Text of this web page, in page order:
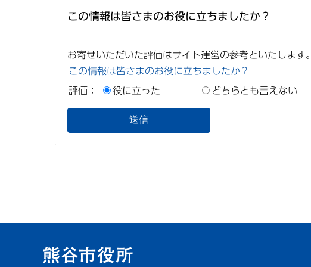
この情報は皆さまのお役に立ちましたか？
お寄せいただいた評価はサイト運営の参考といたします。
この情報は皆さまのお役に立ちましたか？
評価： 役に立った どちらとも言えない